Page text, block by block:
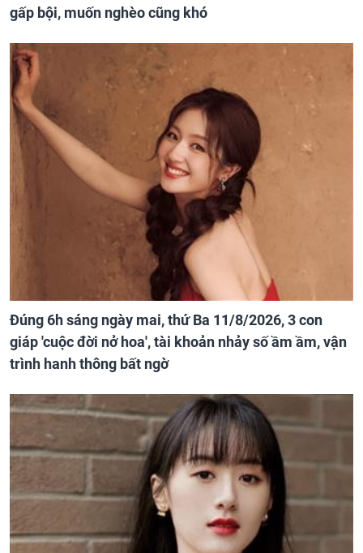
gấp bội, muốn nghèo cũng khó
Đúng 6h sáng ngày mai, thứ Ba 11/8/2026, 3 con
giáp 'cuộc đời nở hoa', tài khoản nhảy số ầm ầm, vận
trình hanh thông bất ngờ